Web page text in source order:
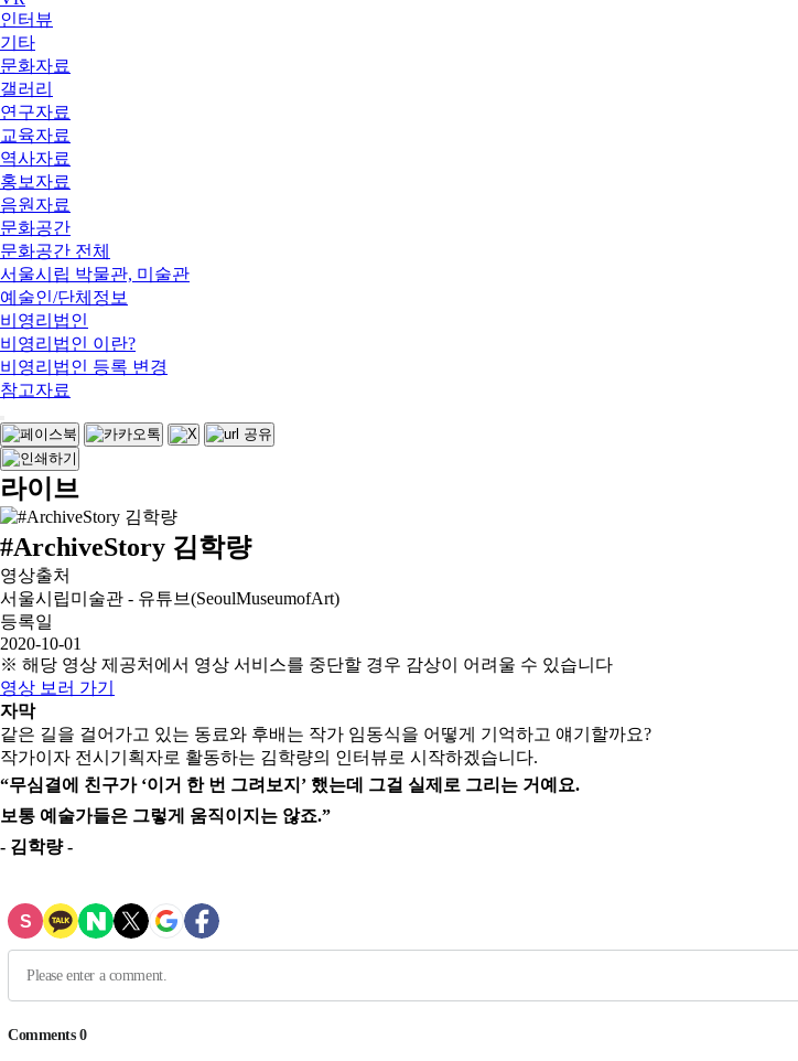
인터뷰
기타
문화자료
갤러리
연구자료
교육자료
역사자료
홍보자료
음원자료
문화공간
문화공간 전체
서울시립 박물관, 미술관
예술인/단체정보
비영리법인
비영리법인 이란?
비영리법인 등록 변경
참고자료
라이브
#ArchiveStory 김학량
영상출처
서울시립미술관 - 유튜브(SeoulMuseumofArt)
등록일
2020-10-01
※ 해당 영상 제공처에서 영상 서비스를 중단할 경우 감상이 어려울 수 있습니다
영상 보러 가기
자막
같은 길을 걸어가고 있는 동료와 후배는 작가 임동식을 어떻게 기억하고 얘기할까요?
작가이자 전시기획자로 활동하는 김학량의 인터뷰로 시작하겠습니다.
“무심결에 친구가 ‘이거 한 번 그려보지’ 했는데 그걸 실제로 그리는 거예요.
보통 예술가들은 그렇게 움직이지는 않죠.”
- 김학량 -